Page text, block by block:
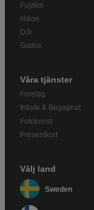
Fujifilm
Nikon
DJI
Godox
Våra tjänster
Företag
Inbyte & Begagnat
Fotokonst
Presentkort
Välj land
Sweden